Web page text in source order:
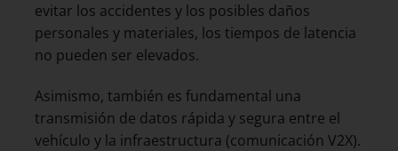
evitar los accidentes y los posibles daños
personales y materiales, los tiempos de latencia
no pueden ser elevados.
Asimismo, también es fundamental una
transmisión de datos rápida y segura entre el
vehículo y la infraestructura (comunicación V2X).